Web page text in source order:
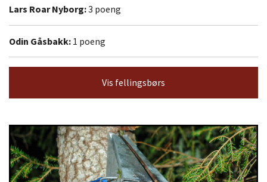
Lars Roar Nyborg:3 poeng
Odin Gåsbakk: 1 poeng
Vis fellingsbørs